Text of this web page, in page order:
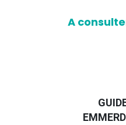
A
GUIDE